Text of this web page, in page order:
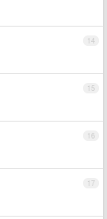
14
15
16
17